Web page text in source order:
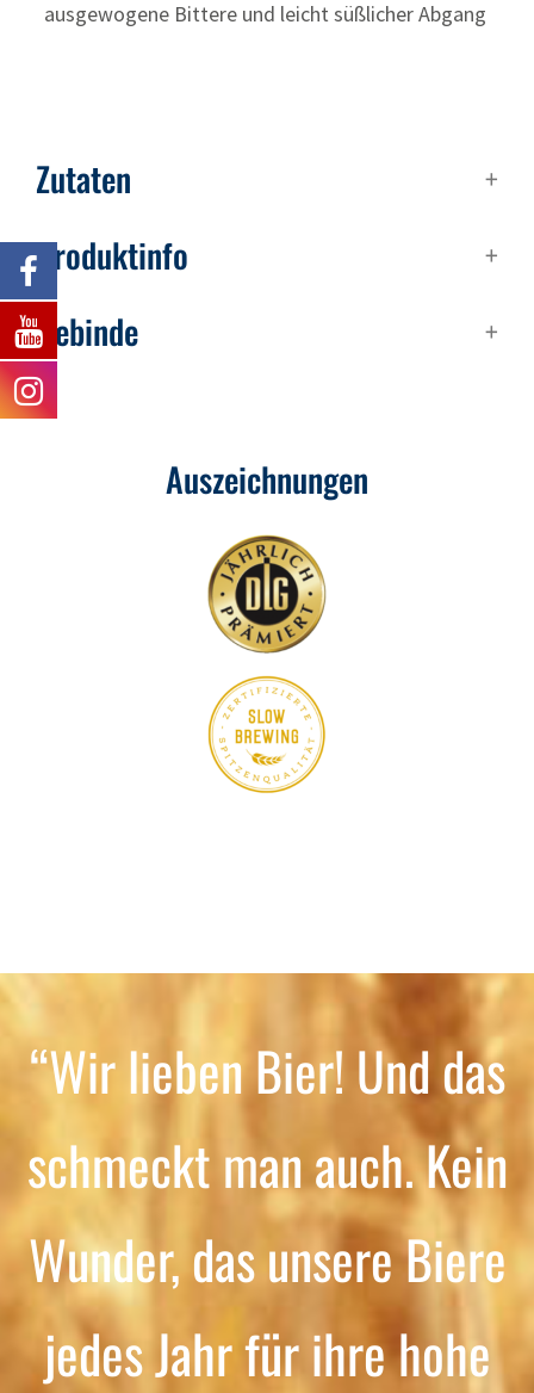
ausgewogene Bittere und leicht süßlicher Abgang
Zutaten
Produktinfo
Gebinde
Auszeichnungen
“Wir lieben Bier! Und das
schmeckt man auch. Kein
Wunder, das unsere Biere
jedes Jahr für ihre hohe